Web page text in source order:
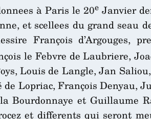
à Paris le 20e Janvier
et scellees du grand seau
François d’Argouges,
le Febvre de Laubriere,
Louis de Langle, Jan
Lopriac, François Denyau,
Bourdonnaye et Guillaume
et differents qui seront